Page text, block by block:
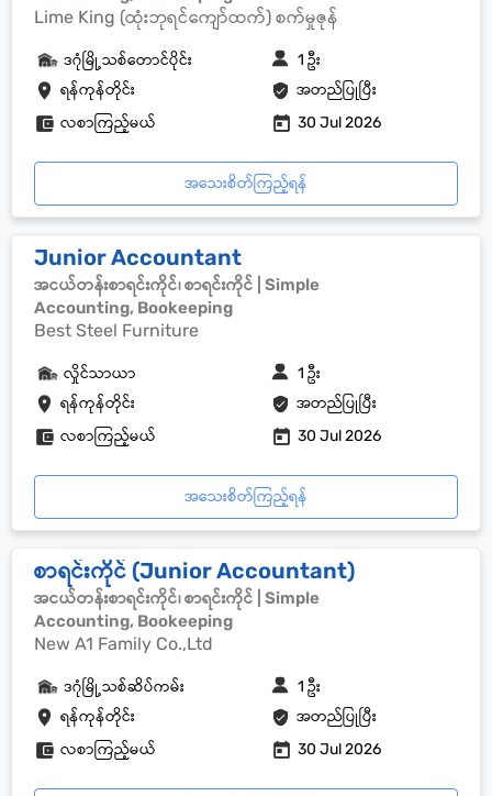
Lime King (ထုံးဘုရင်ကျော်ထက်) စက်မှုဇုန်
ရန်ကုန်တိုင်း အတည်ပြုပြီး
ဒဂုံမြို့သစ်တောင်ပိုင်း 1 ဦး
လစာကြည့်မယ် 30 Jul 2026
အသေးစိတ်ကြည့်ရန်
Junior Accountant
အငယ်တန်းစာရင်းကိုင်၊ စာရင်းကိုင် | Simple
Accounting, Bookeeping
Best Steel Furniture
ရန်ကုန်တိုင်း အတည်ပြုပြီး
လှိုင်သာယာ 1 ဦး
လစာကြည့်မယ် 30 Jul 2026
အသေးစိတ်ကြည့်ရန်
စာရင်းကိုင် (Junior Accountant)
အငယ်တန်းစာရင်းကိုင်၊ စာရင်းကိုင် | Simple
Accounting, Bookeeping
New A1 Family Co.,Ltd
ရန်ကုန်တိုင်း အတည်ပြုပြီး
ဒဂုံမြို့သစ်ဆိပ်ကမ်း 1 ဦး
လစာကြည့်မယ် 30 Jul 2026